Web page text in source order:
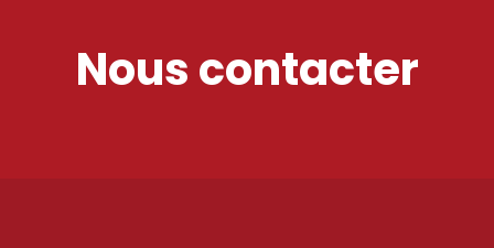
Nous contacter